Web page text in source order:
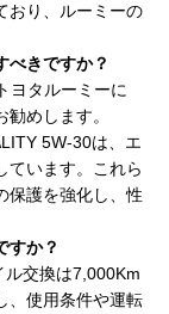
おり、ルーミーの
べきですか？
ヨタルーミーに
めします。
5W-30は、エ
ています。これら
保護を強化し、性
すか？
交換は7,000Km
、使用条件や運転